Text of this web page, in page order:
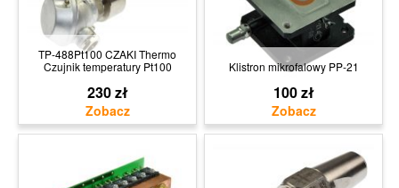
TP-488Pt100 CZAKI Thermo
Czujnik temperatury Pt100
230 zł
Klistron mikrofalowy PP-21
100 zł